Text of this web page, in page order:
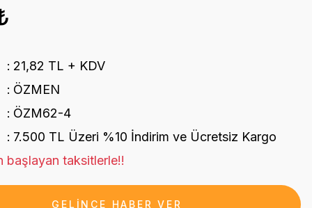
21,82 TL + KDV
ÖZMEN
ÖZM62-4
7.500 TL Üzeri %10 İndirim ve Ücretsiz Kargo
başlayan taksitlerle!!
GELİNCE HABER VER